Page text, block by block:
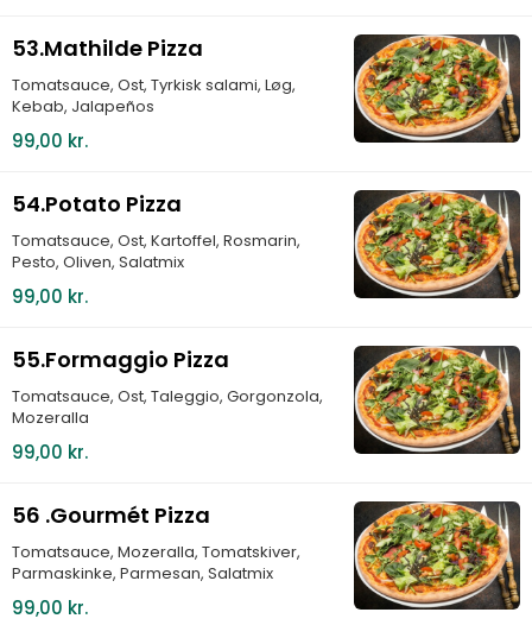
53.Mathilde Pizza
Tomatsauce, Ost, Tyrkisk salami, Løg,
Kebab, Jalapeños
99,00 kr.
54.Potato Pizza
Tomatsauce, Ost, Kartoffel, Rosmarin,
Pesto, Oliven, Salatmix
99,00 kr.
55.Formaggio Pizza
Tomatsauce, Ost, Taleggio, Gorgonzola,
Mozeralla
99,00 kr.
56 .Gourmét Pizza
Tomatsauce, Mozeralla, Tomatskiver,
Parmaskinke, Parmesan, Salatmix
99,00 kr.